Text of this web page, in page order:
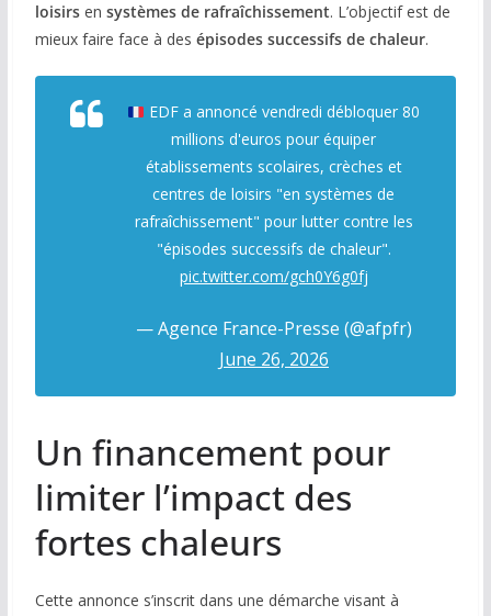
Réseaux sociaux
loisirsen systèmes de rafraîchissement. L’objectif est de
mieux faire face à des épisodes successifs de chaleur.
EDF a annoncé vendredi débloquer 80
millions d'euros pour équiper
établissements scolaires, crèches et
centres de loisirs "en systèmes de
rafraîchissement" pour lutter contre les
"épisodes successifs de chaleur".
pic.twitter.com/gch0Y6g0fj
— Agence France-Presse (@afpfr)
June 26, 2026
Un financement pour
limiter l’impact des
fortes chaleurs
Cette annonce s’inscrit dans une démarche visant à